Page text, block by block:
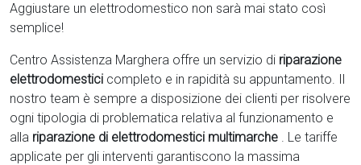
Aggiustare un elettrodomestico non sarà mai stato così
semplice!
Centro Assistenza Marghera offre un servizio di riparazione
elettrodomestici completo e in rapidità su appuntamento. Il
nostro team è sempre a disposizione dei clienti per risolvere
ogni tipologia di problematica relativa al funzionamento e
alla riparazione di elettrodomestici multimarche . Le tariffe
applicate per gli interventi garantiscono la massima